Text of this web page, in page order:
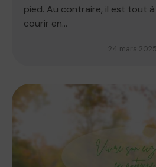
pied. Au contraire, il est tout
courir en...
24 mars 2025